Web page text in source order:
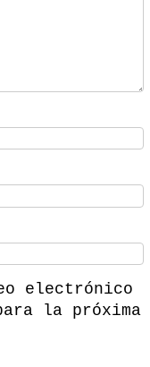
electrónico
la próxima